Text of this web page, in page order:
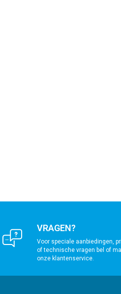
VRAGEN?
Voor speciale aanbiedingen,
of technische vragen bel of
onze klantenservice.